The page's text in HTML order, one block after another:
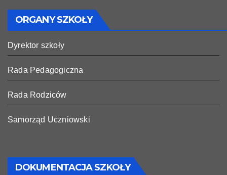
ORGANY SZKOŁY
Dyrektor szkoły
Rada Pedagogiczna
Rada Rodziców
Samorząd Uczniowski
DOKUMENTACJA SZKOŁY